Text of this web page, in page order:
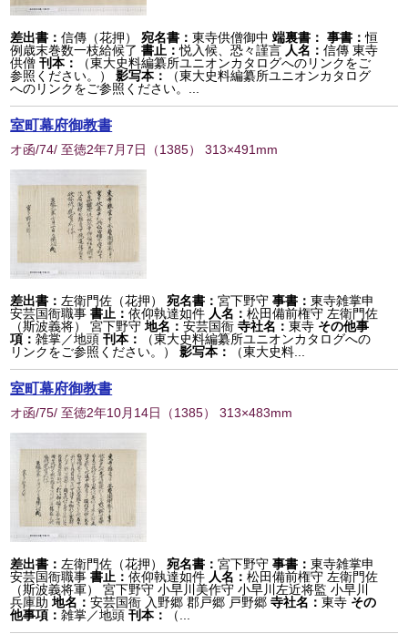
差出書：信傳（花押） 宛名書：東寺供僧御中 端裏書： 事書：恒
例歳末巻数一枝給候了 書止：悦入候、恐々謹言 人名：信傳 東寺
供僧 刊本：
（東大史料編纂所ユニオンカタログへのリンクをご
参照ください。）
影写本：
（東大史料編纂所ユニオンカタログ
へのリンクをご参照ください。...
室町幕府御教書
オ函/74/ 至徳2年7月7日 （1385） 313×491mm
差出書： 左衛門佐（花押） 宛名書：宮下野守 事書：東寺雑掌申
安芸国衙職事書止：依仰執達如件 人名：松田備前権守 左衛門佐
（斯波義将） 宮下野守 地名：安芸国衙 寺社名：東寺 その他事
項：雑掌／地頭刊本：
（東大史料編纂所ユニオンカタログへの
リンクをご参照ください。）
影写本： （東大史料...
室町幕府御教書
オ函/75/ 至徳2年10月14日 （1385） 313×483mm
差出書： 左衛門佐（花押） 宛名書：宮下野守 事書：東寺雑掌申
安芸国衙職事書止：依仰執達如件 人名：松田備前権守 左衛門佐
（斯波義将軍） 宮下野守 小早川美作守 小早川左近将監 小早川
兵庫助 地名：安芸国衙 入野郷 郡戸郷 戸野郷 寺社名：東寺 その
他事項：雑掌／地頭刊本： （...